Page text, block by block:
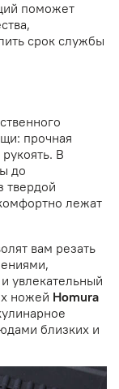
поможет
срок службы
прочная
В
до
твердой
лежат
вам резать
увлекательный
ножей Homura
близких и